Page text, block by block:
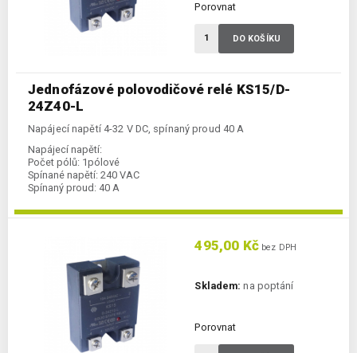
Jednofázové polovodičové relé KS15/D-
24Z40-L
Napájecí napětí 4-32 V DC, spínaný proud 40 A
Napájecí napětí:
Počet pólů: 1pólové
Spínané napětí: 240 VAC
Spínaný proud: 40 A
Porovnat
DO KOŠÍKU
495,00 Kč bez DPH
Skladem: na poptání
Porovnat